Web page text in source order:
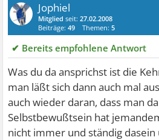
Jophiel
Mitglied seit:27.02.2008
Beiträge:49 Themen:5
✔ Bereits empfohlene Antwort
Was du da ansprichst ist die
man läßt sich dann auch mal
auch wieder daran, dass man
Selbstbewußtsein hat
nicht immer und ständig